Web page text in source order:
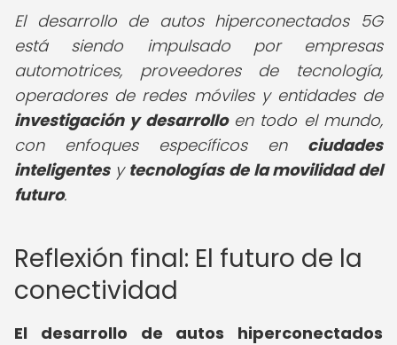
El desarrollo de autos hiperconectados 5G
está siendo impulsado por empresas
automotrices, proveedores de tecnología,
operadores de redes móviles y entidades de
investigación y desarrolloen todo el mundo,
con enfoques específicos en ciudades
inteligentesy tecnologías de la movilidad del
futuro.
Reflexión final: El futuro de la
conectividad
El desarrollo de autos hiperconectados